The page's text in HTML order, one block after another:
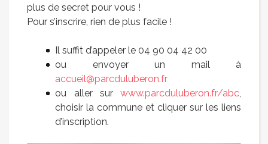
plus de secret pour vous !
Pour s’inscrire, rien de plus facile !
Il suffit d’appeler le 04 90 04 42 00
ou envoyer un mail à
accueil@parcduluberon.fr
ou aller sur www.parcduluberon.fr/abc,
choisir la commune et cliquer sur les liens
d’inscription.